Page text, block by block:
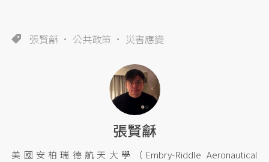
張賢龢 公共政策 災害應變
張賢龢
美國安柏瑞德航天大學（Embry-Riddle Aeronautical